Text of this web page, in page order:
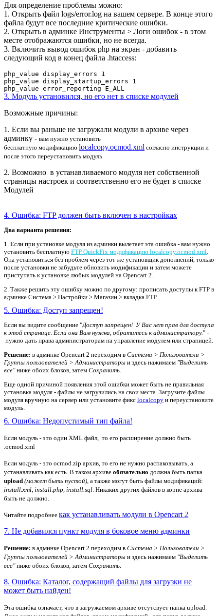
Для определение проблемы можно:
1. Открыть файл logs/error.log на вашем сервере. В конце этого
файла будут все последние критические ошибки.
2. Открыть в админке Инструменты > Логи ошибок - в этом
месте отображаются ошибки, но не всегда.
3. Включить вывод ошибок php на экран - добавить
следующий код в конец файла .htaccess:
php_value display_errors 1
php_value display_startup_errors 1
php_value error_reporting E_ALL
3. Модуль установился, но его нет в списке модулей
Возможные причины:
1. Если вы раньше не загружали модули в архиве через
админку - вам нужно установить
бесплатную модификацию localcopy.ocmod.xml согласно инструкции и
после этого переустановить модуль
2. Возможно в устанавливаемого модуля нет собственной
страницы настроек и соответственно его не будет в списке
Модулей
4. Ошибка: FTP должен быть включен в настройках
Два варианта решения:
1. Если при установке модуля из админки вылетает эта ошибка - вам нужно
установить бесплатную FTP QuickFix модификацию localcopy.ocmod.xml
Она установиться без проблем через тот же установщик дополнений, только
после установки не забудьте обновить модификации и затем можете
приступать к установке любых модулей на Opencart 2.
2. Также решить эту ошибку можно по другому: прописать доступы к FTP в
админке Система > Настройки > Магазин > вкладка FTP.
5. Ошибка: Доступ запрещен!
Если вы видите сообщение "Доступ запрещен! У Вас нет прав для доступа
к этой странице. Если она Вам нужна, обратитесь к администратору." -
нужно дать права администраторам на управление модулем или страницей.
Решение: в админке Opencart 2 переходим в Система > Пользователи >
Группы пользователей > Администраторы и здесь нажимаем "Выделить
все"ниже обоих блоков, затем Сохранить
Еще одной причиной появления этой ошибки может быть не правильная
установка модуля - файлы не загрузились на свои места. Загрузите файлы
модуля вручную на сервер или установите фикс localcopy и переустановите
модуль.
6. Ошибка: Недопустимый тип файла!
Если модуль - это один XML файл, то его расширение должно быть
.ocmod.xml
Если модуль - это ocmod.zip архив, то его не нужно распаковывать, а
устанавливать как есть. В таком архиве обязательно должна быть папка
upload (может быть пустой) , а также могут быть файлы модификаций:
install.xml install.php install.sql . Никаких других файлов в корне архива
быть не должно.
Читайте подробнее как устанавливать модули в Opencart 2
7. Не добавился пункт модуля в боковое меню админки
Решение: в админке Opencart 2 переходим в Система > Пользователи >
Группы пользователей > Администраторы и здесь нажимаем "Выделить
все"ниже обоих блоков, затем Сохранить
8. Ошибка: Каталог, содержащий файлы для загрузки не
может быть найден!
Эта ошибка означает, что в загружаемом архиве отсутсвует папка upload.